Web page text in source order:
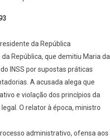
da República
República, que demitiu Maria da
INSS por supostas práticas
A acusada alega que
e violação dos princípios da
O relator à época, ministro
administrativo, ofensa aos